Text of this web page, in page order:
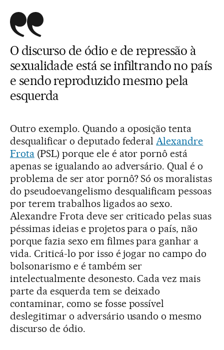
O discurso de ódio e de repressão à
sexualidade está se infiltrando no país
e sendo reproduzido mesmo pela
esquerda
Outro exemplo. Quando a oposição tenta
desqualificar o deputado federal Alexandre
Frota(PSL) porque ele é ator pornô está
apenas se igualando ao adversário. Qual é o
problema de ser ator pornô? Só os moralistas
do pseudoevangelismo desqualificam pessoas
por terem trabalhos ligados ao sexo.
Alexandre Frota deve ser criticado pelas suas
péssimas ideias e projetos para o país, não
porque fazia sexo em filmes para ganhar a
vida. Criticá-lo por isso é jogar no campo do
bolsonarismo e é também ser
intelectualmente desonesto. Cada vez mais
parte da esquerda tem se deixado
contaminar, como se fosse possível
deslegitimar o adversário usando o mesmo
discurso de ódio.